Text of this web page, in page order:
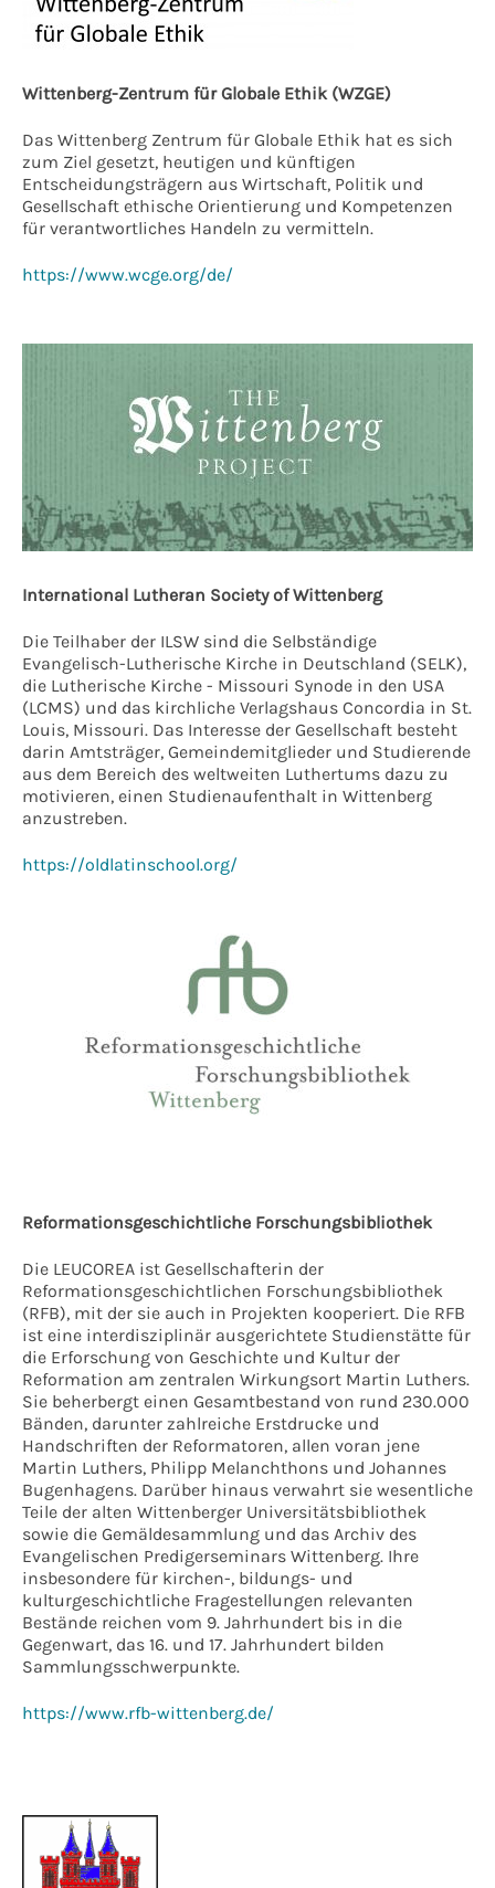
Wittenberg-Zentrum für Globale Ethik (WZGE)
Das Wittenberg Zentrum für Globale Ethik hat es sich
zum Ziel gesetzt, heutigen und künftigen
Entscheidungsträgern aus Wirtschaft, Politik und
Gesellschaft ethische Orientierung und Kompetenzen
für verantwortliches Handeln zu vermitteln.
https://www.wcge.org/de/
International Lutheran Society of Wittenberg
Die Teilhaber der ILSW sind die Selbständige
Evangelisch-Lutherische Kirche in Deutschland (SELK),
die Lutherische Kirche - Missouri Synode in den USA
(LCMS) und das kirchliche Verlagshaus Concordia in St.
Louis, Missouri. Das Interesse der Gesellschaft besteht
darin Amtsträger, Gemeindemitglieder und Studierende
aus dem Bereich des weltweiten Luthertums dazu zu
motivieren, einen Studienaufenthalt in Wittenberg
anzustreben.
https://oldlatinschool.org/
Reformationsgeschichtliche Forschungsbibliothek
Die LEUCOREA ist Gesellschafterin der
Reformationsgeschichtlichen Forschungsbibliothek
(RFB), mit der sie auch in Projekten kooperiert. Die RFB
ist eine interdisziplinär ausgerichtete Studienstätte für
die Erforschung von Geschichte und Kultur der
Reformation am zentralen Wirkungsort Martin Luthers.
Sie beherbergt einen Gesamtbestand von rund 230.000
Bänden, darunter zahlreiche Erstdrucke und
Handschriften der Reformatoren, allen voran jene
Martin Luthers, Philipp Melanchthons und Johannes
Bugenhagens. Darüber hinaus verwahrt sie wesentliche
Teile der alten Wittenberger Universitätsbibliothek
sowie die Gemäldesammlung und das Archiv des
Evangelischen Predigerseminars Wittenberg. Ihre
insbesondere für kirchen-, bildungs- und
kulturgeschichtliche Fragestellungen relevanten
Bestände reichen vom 9. Jahrhundert bis in die
Gegenwart, das 16. und 17. Jahrhundert bilden
Sammlungsschwerpunkte.
https://www.rfb-wittenberg.de/